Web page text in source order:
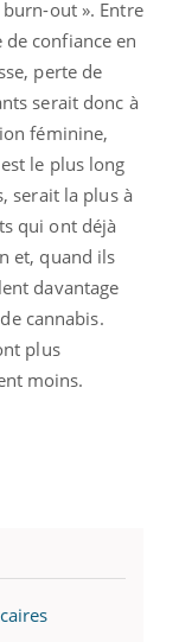
out ». Entre
confiance en
perte de
serait donc à
féminine,
le plus long
serait la plus à
qui ont déjà
et, quand ils
davantage
cannabis.
plus
moins.